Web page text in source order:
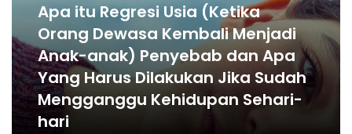
Apa itu Regresi Usia (Ketika
Orang Dewasa Kembali Menjadi
Anak-anak) Penyebab dan Apa
Yang Harus Dilakukan Jika Sudah
Mengganggu Kehidupan Sehari-
hari